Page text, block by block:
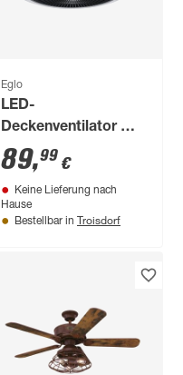
Eglo
LED-
Deckenventilator mit
Beleuchtung
'Sayulita' dimmbar
25,5 W 3200 lm
warmweiß,
89,99 €
Keine Lieferung nach
Hause
Bestellbar in Troisdorf